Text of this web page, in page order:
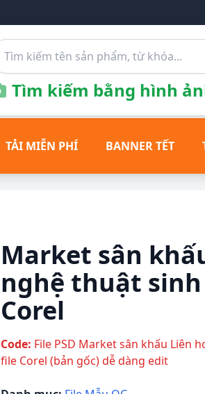
Tìm kiếm bằng hình
TẢI MIỄN PHÍ BANNER TẾT
Market sân
nghệ thuật
Corel
Code: File PSD Market sân khấu Liên
file Corel (bản gốc) dễ dàng edit